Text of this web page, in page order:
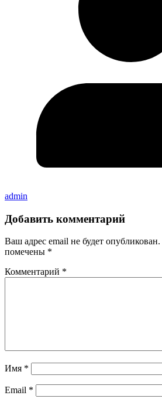
admin
Добавить комментарий
Ваш адрес email не будет опубликован.
помечены *
Комментарий *
Имя *
Email *